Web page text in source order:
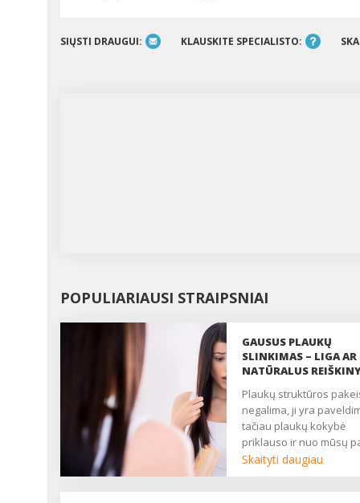
SIŲSTI DRAUGUI: KLAUSKITE SPECIALISTO:
POPULIARIAUSI STRAIPSNIAI
GAUSUS PLAUKŲ
SLINKIMAS – LIGA AR
NATŪRALUS
Plaukų struktūros pakeisti
negalima, ji yra
tačiau plaukų kokybė
priklauso ir nuo mūsų
požiūrio į juos....
Skaityti daugiau